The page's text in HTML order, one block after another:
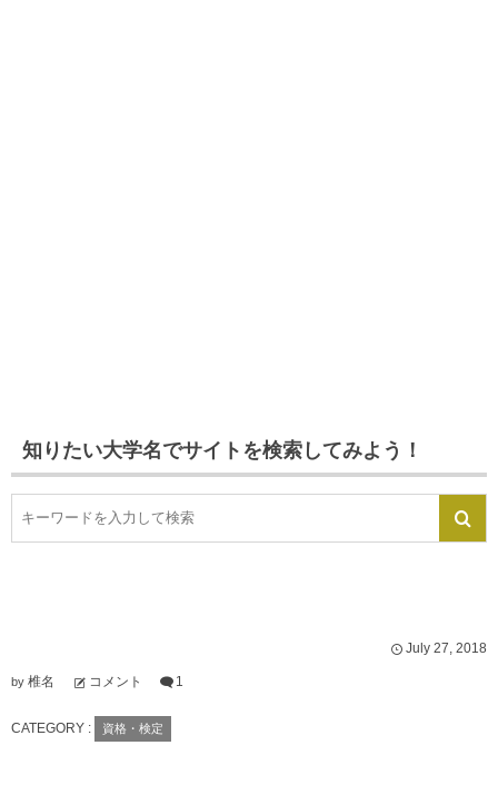
知りたい大学名でサイトを検索してみよう！
July 27, 2018
by 椎名 コメント 1
CATEGORY : 資格・検定